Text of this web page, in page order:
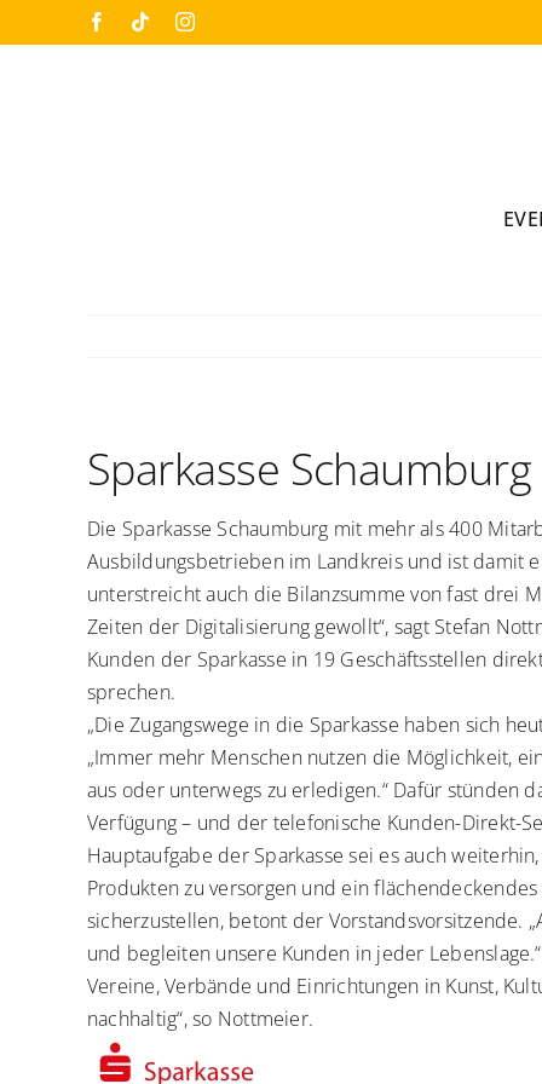
to
Facebook
TiktokInstagram
Sparkasse Schaumburg
Die Sparkasse Schaumburg mit mehr als 400
Ausbildungsbetrieben im Landkreis und ist damit
unterstreicht auch die Bilanzsumme von fast drei
Zeiten der Digitalisierung gewollt“, sagt Stefan
Kunden der Sparkasse in 19 Geschäftsstellen
sprechen.
„Die Zugangswege in die Sparkasse haben sich
„Immer mehr Menschen nutzen die Möglichkeit,
aus oder unterwegs zu erledigen.“ Dafür stünden
Verfügung – und der telefonische Kunden-Direkt-
Hauptaufgabe der Sparkasse sei es auch
Produkten zu versorgen und ein
sicherzustellen, betont der Vorstandsvorsitzende.
und begleiten unsere Kunden in jeder
Vereine, Verbände und Einrichtungen in Kunst,
nachhaltig“, so Nottmeier.